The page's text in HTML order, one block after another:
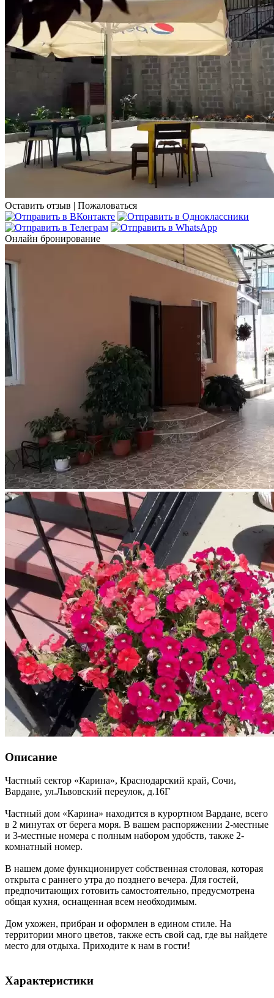
Оставить отзыв | Пожаловаться
Онлайн бронирование
Описание
Частный сектор «Карина», Краснодарский край, Сочи,
Вардане, ул.Львовский переулок, д.16Г
Частный дом «Карина» находится в курортном Вардане, всего
в 2 минутах от берега моря. В вашем распоряжении 2-местные
и 3-местные номера с полным набором удобств, также 2-
комнатный номер.
В нашем доме функционирует собственная столовая, которая
открыта с раннего утра до позднего вечера. Для гостей,
предпочитающих готовить самостоятельно, предусмотрена
общая кухня, оснащенная всем необходимым.
Дом ухожен, прибран и оформлен в едином стиле. На
территории много цветов, также есть свой сад, где вы найдете
место для отдыха. Приходите к нам в гости!
Характеристики